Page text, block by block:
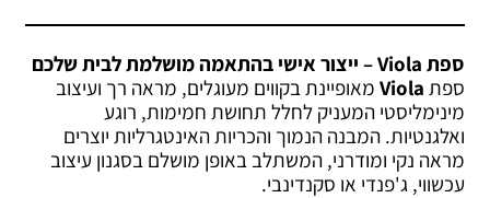
ספת Viola – ייצור אישי בהתאמה מושלמת לבית שלכם
ספת Viola מאופיינת בקווים מעוגלים, מראה רך ועיצוב
מינימליסטי המעניק לחלל תחושת חמימות, רוגע
ואלגנטיות. המבנה הנמוך והכריות האינטגרליות יוצרים
מראה נקי ומודרני, המשתלב באופן מושלם בסגנון עיצוב
עכשווי, ג'פנדי או סקנדינבי.